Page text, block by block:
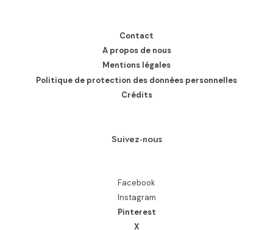
Contact
A propos de nous
Mentions légales
Politique de protection des données personnelles
Crédits
Suivez-nous
Facebook
Instagram
Pinterest
X